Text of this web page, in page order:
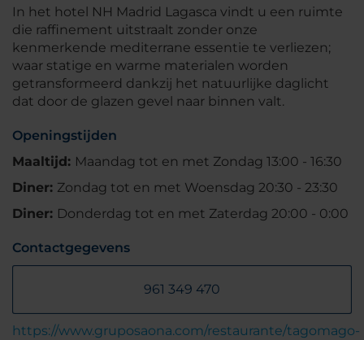
In het hotel NH Madrid Lagasca vindt u een ruimte
die raffinement uitstraalt zonder onze
kenmerkende mediterrane essentie te verliezen;
waar statige en warme materialen worden
getransformeerd dankzij het natuurlijke daglicht
dat door de glazen gevel naar binnen valt.
Openingstijden
Maaltijd: Maandag tot en met Zondag 13:00 - 16:30
Diner: Zondag tot en met Woensdag 20:30 - 23:30
Diner: Donderdag tot en met Zaterdag 20:00 - 0:00
Contactgegevens
961 349 470
https://www.gruposaona.com/restaurante/tagomago-